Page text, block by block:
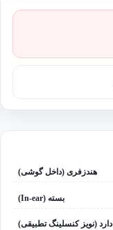
هندزفری (داخل گوشی)
بسته (In-ear)
دارد (نویز کنسلینگ تطبیقی)